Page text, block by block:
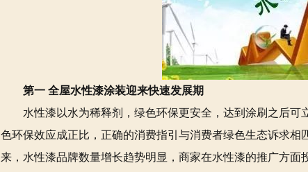
第一 全屋水性漆涂装迎来快速发展期
水性漆以水为稀释剂，绿色环保更安全，达到涂刷之后
色环保效应成正比，正确的消费指引与消费者绿色生态诉求
来，水性漆品牌数量增长趋势明显，商家在水性漆的推广方